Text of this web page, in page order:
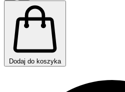
Dodaj do koszyka